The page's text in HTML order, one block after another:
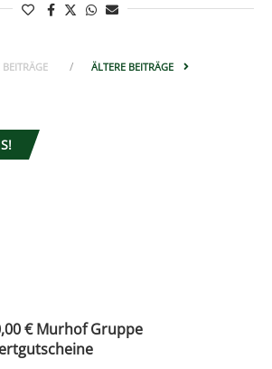
BEITRÄGE ÄLTERE BEITRÄGE
€ Murhof Gruppe